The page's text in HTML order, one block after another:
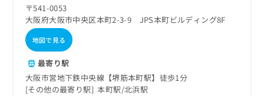
〒541-0053
大阪府大阪市中央区本町2-3-9 JPS本町ビルディング8F
地図で見る
最寄り駅
大阪市営地下鉄中央線【堺筋本町駅】徒歩1分
その他の最寄り駅
本町駅 北浜駅